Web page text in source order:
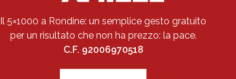
Il 5×1000 a Rondine: un semplice gesto gratuito
per un risultato che non ha prezzo: la pace.
C.F. 92006970518